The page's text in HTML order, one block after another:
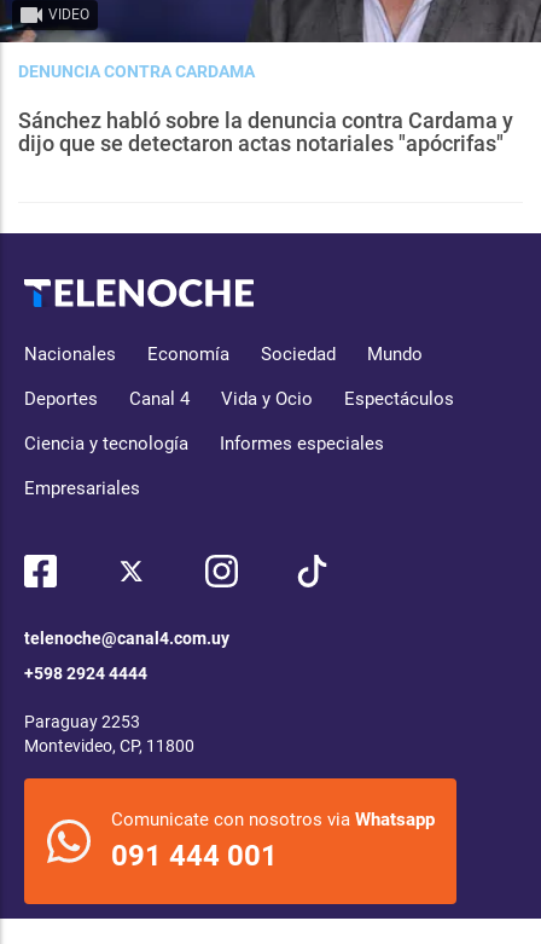
VIDEO
DENUNCIA CONTRA CARDAMA
Sánchez habló sobre la denuncia contra Cardama y
dijo que se detectaron actas notariales "apócrifas"
Nacionales Economía Sociedad Mundo
Deportes Canal 4 Vida y Ocio Espectáculos
Ciencia y tecnología Informes especiales
Empresariales
telenoche@canal4.com.uy
+598 2924 4444
Paraguay 2253
Montevideo, CP, 11800
Comunicate con nosotros via Whatsapp
091 444 001